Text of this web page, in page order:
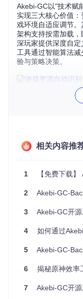
Akebi-GC以"技术赋
实现三大核心价值
戏环境自适应调节
架构支持按需加载
深玩家提供深度自定
工具通过智能算法
验与策略决策。
游戏内宝箱智能标
内容创作者：快
源探索场景中，工
方状态监测与技能
智能探索系统
该系统整合地图数
源点自动导航、采
化，工具能动态调
源，同时避开已探索
相关内容推
1 【免费下载
2 Akebi-GC-Backup
3 Akebi-GC开源
4 如何通过Akebi-
5 Akebi-GC-Backup
6 揭秘原神效率
7 Akebi-GC开源工